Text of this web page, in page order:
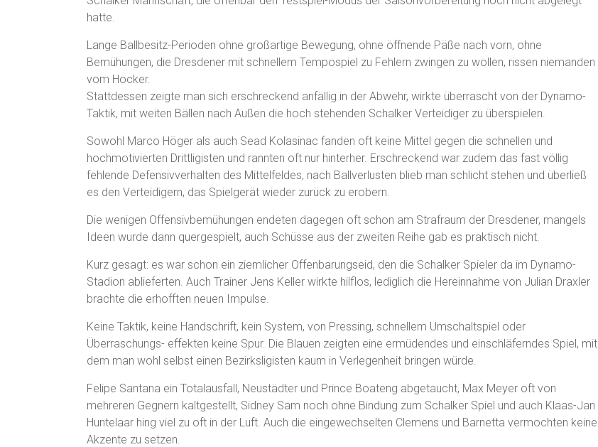
hatte.
Lange Ballbesitz-Perioden ohne großartige Bewegung, ohne öffnende Päße nach vorn, ohne
Bemühungen, die Dresdener mit schnellem Tempospiel zu Fehlern zwingen zu wollen, rissen niemanden
vom Hocker.
Stattdessen zeigte man sich erschreckend anfällig in der Abwehr, wirkte überrascht von der Dynamo-
Taktik, mit weiten Bällen nach Außen die hoch stehenden Schalker Verteidiger zu überspielen.
Sowohl Marco Höger als auch Sead Kolasinac fanden oft keine Mittel gegen die schnellen und
hochmotivierten Drittligisten und rannten oft nur hinterher. Erschreckend war zudem das fast völlig
fehlende Defensivverhalten des Mittelfeldes, nach Ballverlusten blieb man schlicht stehen und überließ
es den Verteidigern, das Spielgerät wieder zurück zu erobern.
Die wenigen Offensivbemühungen endeten dagegen oft schon am Strafraum der Dresdener, mangels
Ideen wurde dann quergespielt, auch Schüsse aus der zweiten Reihe gab es praktisch nicht.
Kurz gesagt: es war schon ein ziemlicher Offenbarungseid, den die Schalker Spieler da im Dynamo-
Stadion ablieferten. Auch Trainer Jens Keller wirkte hilflos, lediglich die Hereinnahme von Julian Draxler
brachte die erhofften neuen Impulse.
Keine Taktik, keine Handschrift, kein System, von Pressing, schnellem Umschaltspiel oder
Überraschungs- effekten keine Spur. Die Blauen zeigten eine ermüdendes und einschläferndes Spiel, mit
dem man wohl selbst einen Bezirksligisten kaum in Verlegenheit bringen würde.
Felipe Santana ein Totalausfall, Neustädter und Prince Boateng abgetaucht, Max Meyer oft von
mehreren Gegnern kaltgestellt, Sidney Sam noch ohne Bindung zum Schalker Spiel und auch Klaas-Jan
Huntelaar hing viel zu oft in der Luft. Auch die eingewechselten Clemens und Barnetta vermochten keine
Akzente zu setzen.